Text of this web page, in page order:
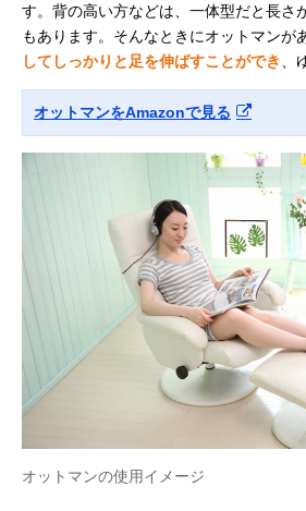
す。背の高い方などは、一体型だと長さ
もあります。そんなときにオットマンが
してしっかりと足を伸ばすことができ
オットマンをAmazonで見る
オットマンの使用イメージ